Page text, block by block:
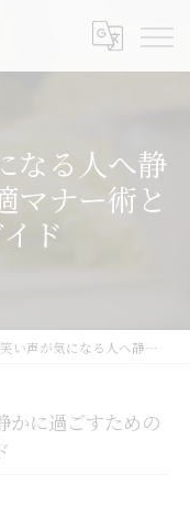
なる人へ静
マナー術と
ド
る人へ静かに過ごすための快適マナー術と実践的対策ガイド
かに過ごすための